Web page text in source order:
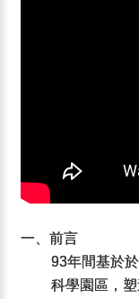
一、前言
93年間基於
科學園區，